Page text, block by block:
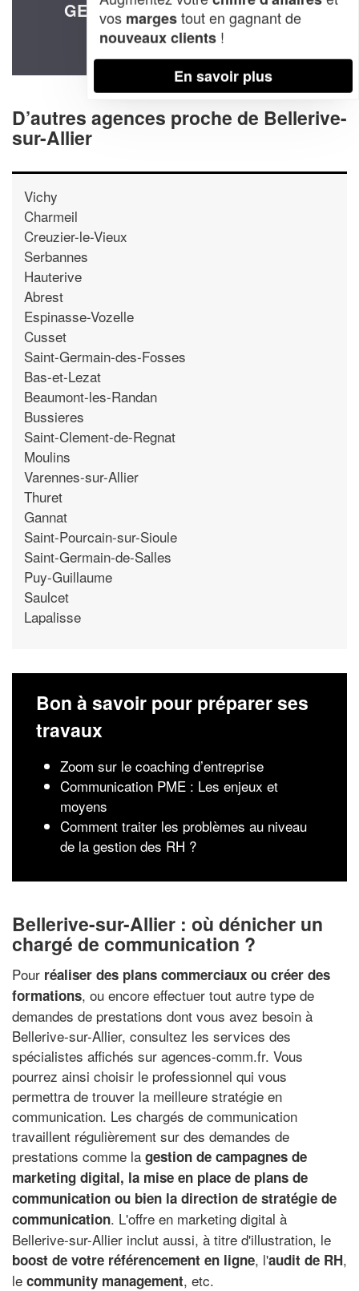
GESTION FINANCIERE (SARL)
34 Super Bellerive
03700 Bellerive-sur-Allier
D’autres agences proche de Bellerive-
sur-Allier
Vichy
Charmeil
Creuzier-le-Vieux
Serbannes
Hauterive
Abrest
Espinasse-Vozelle
Cusset
Saint-Germain-des-Fosses
Bas-et-Lezat
Beaumont-les-Randan
Bussieres
Saint-Clement-de-Regnat
Moulins
Varennes-sur-Allier
Thuret
Gannat
Saint-Pourcain-sur-Sioule
Saint-Germain-de-Salles
Puy-Guillaume
Saulcet
Lapalisse
Bon à savoir pour préparer ses
travaux
Zoom sur le coaching d’entreprise
Communication PME : Les enjeux et
moyens
Comment traiter les problèmes au niveau
de la gestion des RH ?
Bellerive-sur-Allier : où dénicher un
chargé de communication ?
Pour réaliser des plans commerciaux ou créer des
formations, ou encore effectuer tout autre type de
demandes de prestations dont vous avez besoin à
Bellerive-sur-Allier, consultez les services des
spécialistes affichés sur agences-comm.fr. Vous
pourrez ainsi choisir le professionnel qui vous
permettra de trouver la meilleure stratégie en
communication. Les chargés de communication
travaillent régulièrement sur des demandes de
prestations comme la gestion de campagnes de
marketing digital, la mise en place de plans de
communication ou bien la direction de stratégie de
communication. L'offre en marketing digital à
Bellerive-sur-Allier inclut aussi, à titre d'illustration, le
boost de votre référencement en ligne, l'audit de RH,
le community management, etc.
vos margestout en gagnant de
nouveaux clients !
En savoir plus